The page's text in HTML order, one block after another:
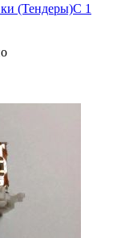
(Тендеры)С 1